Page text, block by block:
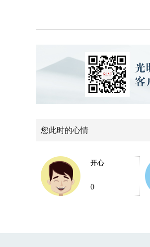
您此时的心情
开心
0